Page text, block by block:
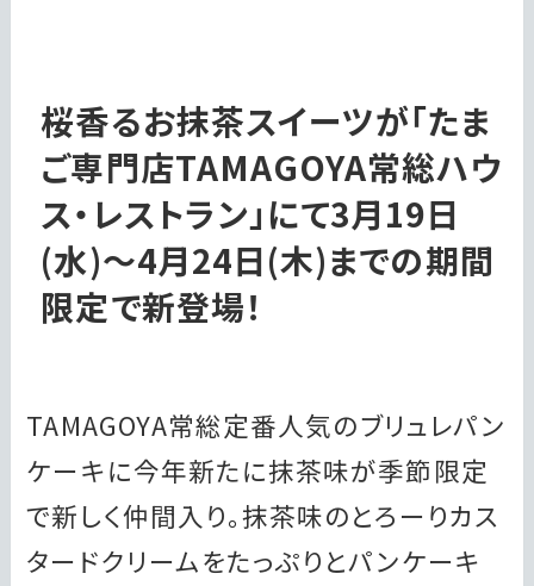
桜香るお抹茶スイーツが「たま
ご専門店TAMAGOYA常総ハウ
ス・レストラン」にて3月19日
(水)～4月24日(木)までの期間
限定で新登場！
TAMAGOYA常総定番人気のブリュレパン
ケーキに今年新たに抹茶味が季節限定
で新しく仲間入り。抹茶味のとろーりカス
タードクリームをたっぷりとパンケーキ